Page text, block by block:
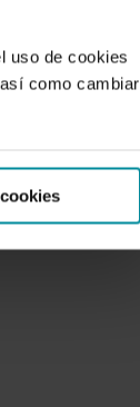
uso de cookies
como cambiar